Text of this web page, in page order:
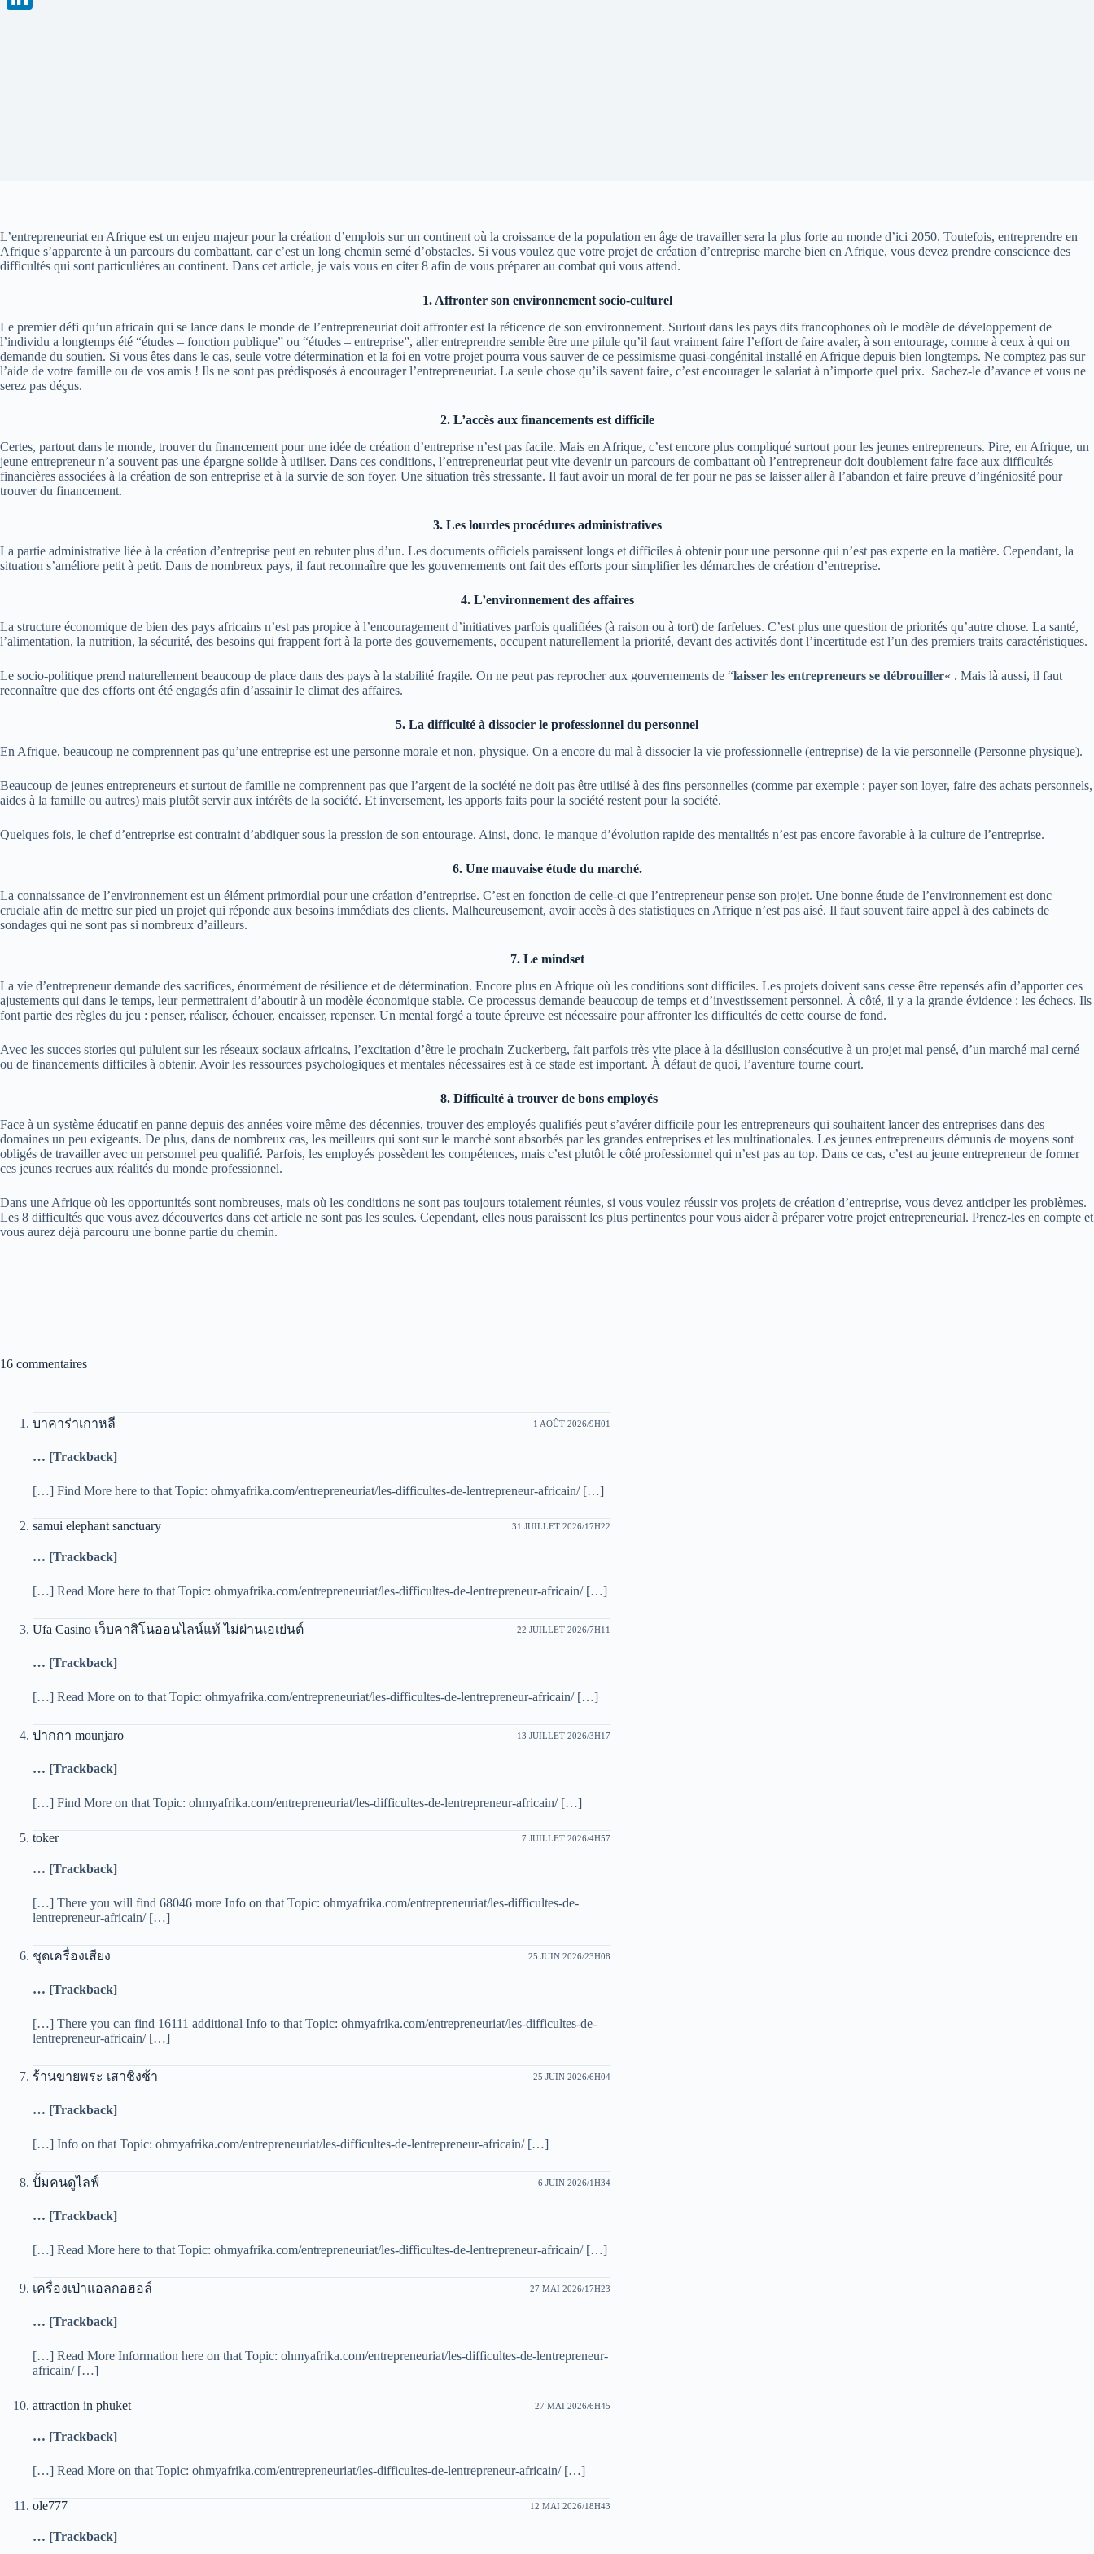
L’entrepreneuriat en Afrique est un enjeu majeur pour la création d’emplois sur un continent où la croissance de la population en âge de travailler sera la plus forte au monde d’ici 2050. Toutefois, entreprendre en
Afrique s’apparente à un parcours du combattant, car c’est un long chemin semé d’obstacles. Si vous voulez que votre projet de création d’entreprise marche bien en Afrique, vous devez prendre conscience des
difficultés qui sont particulières au continent. Dans cet article, je vais vous en citer 8 afin de vous préparer au combat qui vous attend.
1. Affronter son environnement socio-culturel
Le premier défi qu’un africain qui se lance dans le monde de l’entrepreneuriat doit affronter est la réticence de son environnement. Surtout dans les pays dits francophones où le modèle de développement de
l’individu a longtemps été “études – fonction publique” ou “études – entreprise”, aller entreprendre semble être une pilule qu’il faut vraiment faire l’effort de faire avaler, à son entourage, comme à ceux à qui on
demande du soutien. Si vous êtes dans le cas, seule votre détermination et la foi en votre projet pourra vous sauver de ce pessimisme quasi-congénital installé en Afrique depuis bien longtemps. Ne comptez pas sur
l’aide de votre famille ou de vos amis ! Ils ne sont pas prédisposés à encourager l’entrepreneuriat. La seule chose qu’ils savent faire, c’est encourager le salariat à n’importe quel prix. Sachez-le d’avance et vous ne
serez pas déçus.
2. L’accès aux financements est difficile
Certes, partout dans le monde, trouver du financement pour une idée de création d’entreprise n’est pas facile. Mais en Afrique, c’est encore plus compliqué surtout pour les jeunes entrepreneurs. Pire, en Afrique, un
jeune entrepreneur n’a souvent pas une épargne solide à utiliser. Dans ces conditions, l’entrepreneuriat peut vite devenir un parcours de combattant où l’entrepreneur doit doublement faire face aux difficultés
financières associées à la création de son entreprise et à la survie de son foyer. Une situation très stressante. Il faut avoir un moral de fer pour ne pas se laisser aller à l’abandon et faire preuve d’ingéniosité pour
trouver du financement.
3. Les lourdes procédures administratives
La partie administrative liée à la création d’entreprise peut en rebuter plus d’un. Les documents officiels paraissent longs et difficiles à obtenir pour une personne qui n’est pas experte en la matière. Cependant, la
situation s’améliore petit à petit. Dans de nombreux pays, il faut reconnaître que les gouvernements ont fait des efforts pour simplifier les démarches de création d’entreprise.
4. L’environnement des affaires
La structure économique de bien des pays africains n’est pas propice à l’encouragement d’initiatives parfois qualifiées (à raison ou à tort) de farfelues. C’est plus une question de priorités qu’autre chose. La santé,
l’alimentation, la nutrition, la sécurité, des besoins qui frappent fort à la porte des gouvernements, occupent naturellement la priorité, devant des activités dont l’incertitude est l’un des premiers traits caractéristiques.
Le socio-politique prend naturellement beaucoup de place dans des pays à la stabilité fragile. On ne peut pas reprocher aux gouvernements de “laisser les entrepreneurs se débrouiller« . Mais là aussi, il faut
reconnaître que des efforts ont été engagés afin d’assainir le climat des affaires.
5. La difficulté à dissocier le professionnel du personnel
En Afrique, beaucoup ne comprennent pas qu’une entreprise est une personne morale et non, physique. On a encore du mal à dissocier la vie professionnelle (entreprise) de la vie personnelle (Personne physique).
Beaucoup de jeunes entrepreneurs et surtout de famille ne comprennent pas que l’argent de la société ne doit pas être utilisé à des fins personnelles (comme par exemple : payer son loyer, faire des achats personnels,
aides à la famille ou autres) mais plutôt servir aux intérêts de la société. Et inversement, les apports faits pour la société restent pour la société.
Quelques fois, le chef d’entreprise est contraint d’abdiquer sous la pression de son entourage. Ainsi, donc, le manque d’évolution rapide des mentalités n’est pas encore favorable à la culture de l’entreprise.
6. Une mauvaise étude du marché.
La connaissance de l’environnement est un élément primordial pour une création d’entreprise. C’est en fonction de celle-ci que l’entrepreneur pense son projet. Une bonne étude de l’environnement est donc
cruciale afin de mettre sur pied un projet qui réponde aux besoins immédiats des clients. Malheureusement, avoir accès à des statistiques en Afrique n’est pas aisé. Il faut souvent faire appel à des cabinets de
sondages qui ne sont pas si nombreux d’ailleurs.
7. Le mindset
La vie d’entrepreneur demande des sacrifices, énormément de résilience et de détermination. Encore plus en Afrique où les conditions sont difficiles. Les projets doivent sans cesse être repensés afin d’apporter ces
ajustements qui dans le temps, leur permettraient d’aboutir à un modèle économique stable. Ce processus demande beaucoup de temps et d’investissement personnel. À côté, il y a la grande évidence : les échecs. Ils
font partie des règles du jeu : penser, réaliser, échouer, encaisser, repenser. Un mental forgé a toute épreuve est nécessaire pour affronter les difficultés de cette course de fond.
Avec les succes stories qui pululent sur les réseaux sociaux africains, l’excitation d’être le prochain Zuckerberg, fait parfois très vite place à la désillusion consécutive à un projet mal pensé, d’un marché mal cerné
ou de financements difficiles à obtenir. Avoir les ressources psychologiques et mentales nécessaires est à ce stade est important. À défaut de quoi, l’aventure tourne court.
8. Difficulté à trouver de bons employés
Face à un système éducatif en panne depuis des années voire même des décennies, trouver des employés qualifiés peut s’avérer difficile pour les entrepreneurs qui souhaitent lancer des entreprises dans des
domaines un peu exigeants. De plus, dans de nombreux cas, les meilleurs qui sont sur le marché sont absorbés par les grandes entreprises et les multinationales. Les jeunes entrepreneurs démunis de moyens sont
obligés de travailler avec un personnel peu qualifié. Parfois, les employés possèdent les compétences, mais c’est plutôt le côté professionnel qui n’est pas au top. Dans ce cas, c’est au jeune entrepreneur de former
ces jeunes recrues aux réalités du monde professionnel.
Dans une Afrique où les opportunités sont nombreuses, mais où les conditions ne sont pas toujours totalement réunies, si vous voulez réussir vos projets de création d’entreprise, vous devez anticiper les problèmes.
Les 8 difficultés que vous avez découvertes dans cet article ne sont pas les seules. Cependant, elles nous paraissent les plus pertinentes pour vous aider à préparer votre projet entrepreneurial. Prenez-les en compte et
vous aurez déjà parcouru une bonne partie du chemin.
16 commentaires
บาคาร่าเกาหลี 1 AOÛT 2026/9H01
… [Trackback]
[…] Find More here to that Topic: ohmyafrika.com/entrepreneuriat/les-difficultes-de-lentrepreneur-africain/ […]
samui elephant sanctuary 31 JUILLET 2026/17H22
… [Trackback]
[…] Read More here to that Topic: ohmyafrika.com/entrepreneuriat/les-difficultes-de-lentrepreneur-africain/ […]
Ufa Casino เว็บคาสิโนออนไลน์แท้ ไม่ผ่านเอเย่นต์ 22 JUILLET 2026/7H11
… [Trackback]
[…] Read More on to that Topic: ohmyafrika.com/entrepreneuriat/les-difficultes-de-lentrepreneur-africain/ […]
ปากกา mounjaro 13 JUILLET 2026/3H17
… [Trackback]
[…] Find More on that Topic: ohmyafrika.com/entrepreneuriat/les-difficultes-de-lentrepreneur-africain/ […]
toker 7 JUILLET 2026/4H57
… [Trackback]
[…] There you will find 68046 more Info on that Topic: ohmyafrika.com/entrepreneuriat/les-difficultes-de-
lentrepreneur-africain/ […]
ชุดเครื่องเสียง 25 JUIN 2026/23H08
… [Trackback]
[…] There you can find 16111 additional Info to that Topic: ohmyafrika.com/entrepreneuriat/les-difficultes-de-
lentrepreneur-africain/ […]
ร้านขายพระ เสาชิงช้า 25 JUIN 2026/6H04
… [Trackback]
[…] Info on that Topic: ohmyafrika.com/entrepreneuriat/les-difficultes-de-lentrepreneur-africain/ […]
ปั้มคนดูไลฟ์ 6 JUIN 2026/1H34
… [Trackback]
[…] Read More here to that Topic: ohmyafrika.com/entrepreneuriat/les-difficultes-de-lentrepreneur-africain/ […]
เครื่องเป่าแอลกอฮอล์ 27 MAI 2026/17H23
… [Trackback]
[…] Read More Information here on that Topic: ohmyafrika.com/entrepreneuriat/les-difficultes-de-lentrepreneur-
africain/ […]
attraction in phuket 27 MAI 2026/6H45
… [Trackback]
[…] Read More on that Topic: ohmyafrika.com/entrepreneuriat/les-difficultes-de-lentrepreneur-africain/ […]
ole777 12 MAI 2026/18H43
… [Trackback]
e
a